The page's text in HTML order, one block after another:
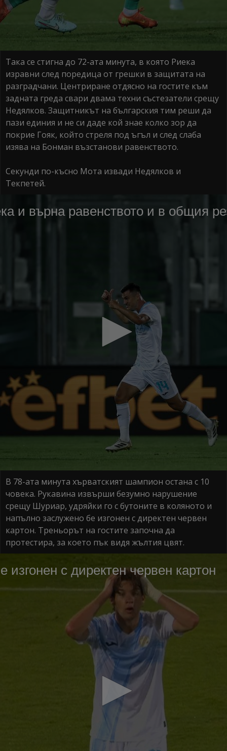
Така се стигна до 72-ата минута, в която Риека
изравни след поредица от грешки в защитата на
разградчани. Центриране отдясно на гостите към
задната греда свари двама техни състезатели срещу
Недялков. Защитникът на българския тим реши да
пази единия и не си даде кой знае колко зор да
покрие Гояк, който стреля под ъгъл и след слаба
изява на Бонман възстанови равенството.
Секунди по-късно Мота извади Недялков и
Текпетей.
В 78-ата минута хърватският шампион остана с 10
човека. Рукавина извърши безумно нарушение
срещу Шуриар, удряйки го с бутоните в коляното и
напълно заслужено бе изгонен с директен червен
картон. Треньорът на гостите започна да
протестира, за което пък видя жълтия цвят.